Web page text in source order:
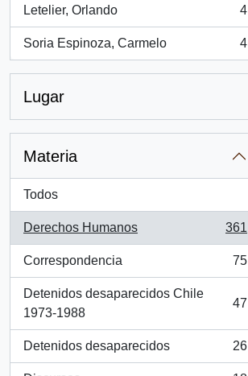
Letelier, Orlando
, 4 resultados
4
Soria Espinoza, Carmelo
, 4 resultados
4
Lugar
Materia
Todos
Derechos Humanos
, 361 resultados
361
Correspondencia
, 75 resultados
75
Detenidos desaparecidos Chile
1973-1988
, 47 resultados
47
Detenidos desaparecidos
, 26 resultados
26